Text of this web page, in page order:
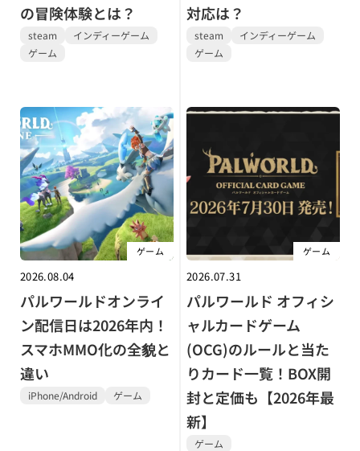
の冒険体験とは？
steam
インディーゲーム
ゲーム
対応は？
steam
インディーゲーム
ゲーム
ゲーム
2026.08.04
パルワールドオンライ
ン配信日は2026年内！
スマホMMO化の全貌と
違い
iPhone/Android ゲーム
ゲーム
2026.07.31
パルワールド オフィシ
ャルカードゲーム
(OCG)のルールと当た
りカード一覧！BOX開
封と定価も【2026年最
新】
ゲーム